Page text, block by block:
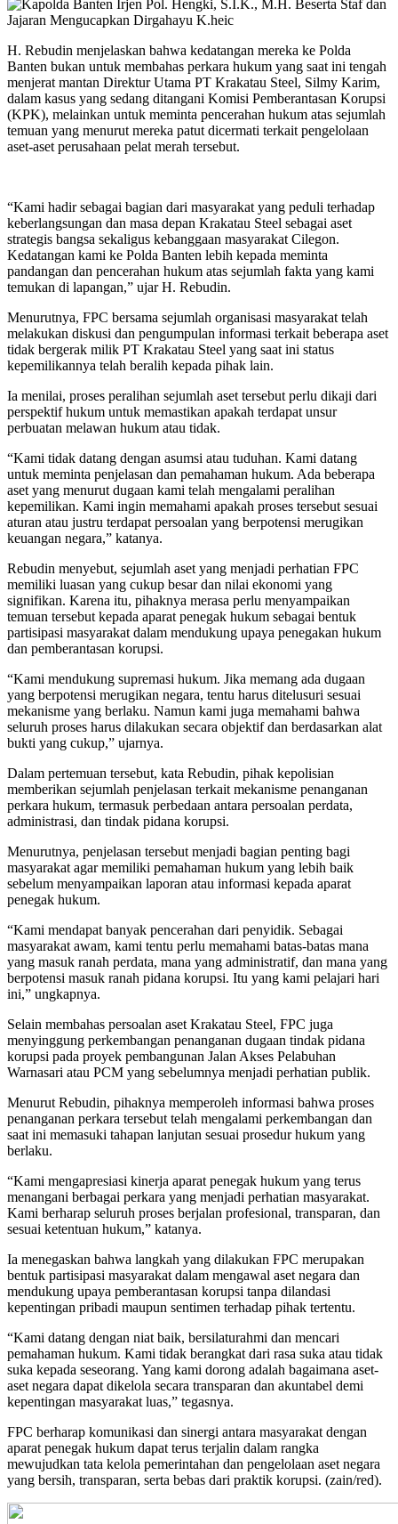
H. Rebudin menjelaskan bahwa kedatangan mereka ke Polda
Banten bukan untuk membahas perkara hukum yang saat ini tengah
menjerat mantan Direktur Utama PT Krakatau Steel, Silmy Karim,
dalam kasus yang sedang ditangani Komisi Pemberantasan Korupsi
(KPK), melainkan untuk meminta pencerahan hukum atas sejumlah
temuan yang menurut mereka patut dicermati terkait pengelolaan
aset-aset perusahaan pelat merah tersebut.
“Kami hadir sebagai bagian dari masyarakat yang peduli terhadap
keberlangsungan dan masa depan Krakatau Steel sebagai aset
strategis bangsa sekaligus kebanggaan masyarakat Cilegon.
Kedatangan kami ke Polda Banten lebih kepada meminta
pandangan dan pencerahan hukum atas sejumlah fakta yang kami
temukan di lapangan,” ujar H. Rebudin.
Menurutnya, FPC bersama sejumlah organisasi masyarakat telah
melakukan diskusi dan pengumpulan informasi terkait beberapa aset
tidak bergerak milik PT Krakatau Steel yang saat ini status
kepemilikannya telah beralih kepada pihak lain.
Ia menilai, proses peralihan sejumlah aset tersebut perlu dikaji dari
perspektif hukum untuk memastikan apakah terdapat unsur
perbuatan melawan hukum atau tidak.
“Kami tidak datang dengan asumsi atau tuduhan. Kami datang
untuk meminta penjelasan dan pemahaman hukum. Ada beberapa
aset yang menurut dugaan kami telah mengalami peralihan
kepemilikan. Kami ingin memahami apakah proses tersebut sesuai
aturan atau justru terdapat persoalan yang berpotensi merugikan
keuangan negara,” katanya.
Rebudin menyebut, sejumlah aset yang menjadi perhatian FPC
memiliki luasan yang cukup besar dan nilai ekonomi yang
signifikan. Karena itu, pihaknya merasa perlu menyampaikan
temuan tersebut kepada aparat penegak hukum sebagai bentuk
partisipasi masyarakat dalam mendukung upaya penegakan hukum
dan pemberantasan korupsi.
“Kami mendukung supremasi hukum. Jika memang ada dugaan
yang berpotensi merugikan negara, tentu harus ditelusuri sesuai
mekanisme yang berlaku. Namun kami juga memahami bahwa
seluruh proses harus dilakukan secara objektif dan berdasarkan alat
bukti yang cukup,” ujarnya.
Dalam pertemuan tersebut, kata Rebudin, pihak kepolisian
memberikan sejumlah penjelasan terkait mekanisme penanganan
perkara hukum, termasuk perbedaan antara persoalan perdata,
administrasi, dan tindak pidana korupsi.
Menurutnya, penjelasan tersebut menjadi bagian penting bagi
masyarakat agar memiliki pemahaman hukum yang lebih baik
sebelum menyampaikan laporan atau informasi kepada aparat
penegak hukum.
“Kami mendapat banyak pencerahan dari penyidik. Sebagai
masyarakat awam, kami tentu perlu memahami batas-batas mana
yang masuk ranah perdata, mana yang administratif, dan mana yang
berpotensi masuk ranah pidana korupsi. Itu yang kami pelajari hari
ini,” ungkapnya.
Selain membahas persoalan aset Krakatau Steel, FPC juga
menyinggung perkembangan penanganan dugaan tindak pidana
korupsi pada proyek pembangunan Jalan Akses Pelabuhan
Warnasari atau PCM yang sebelumnya menjadi perhatian publik.
Menurut Rebudin, pihaknya memperoleh informasi bahwa proses
penanganan perkara tersebut telah mengalami perkembangan dan
saat ini memasuki tahapan lanjutan sesuai prosedur hukum yang
berlaku.
“Kami mengapresiasi kinerja aparat penegak hukum yang terus
menangani berbagai perkara yang menjadi perhatian masyarakat.
Kami berharap seluruh proses berjalan profesional, transparan, dan
sesuai ketentuan hukum,” katanya.
Ia menegaskan bahwa langkah yang dilakukan FPC merupakan
bentuk partisipasi masyarakat dalam mengawal aset negara dan
mendukung upaya pemberantasan korupsi tanpa dilandasi
kepentingan pribadi maupun sentimen terhadap pihak tertentu.
“Kami datang dengan niat baik, bersilaturahmi dan mencari
pemahaman hukum. Kami tidak berangkat dari rasa suka atau tidak
suka kepada seseorang. Yang kami dorong adalah bagaimana aset-
aset negara dapat dikelola secara transparan dan akuntabel demi
kepentingan masyarakat luas,” tegasnya.
FPC berharap komunikasi dan sinergi antara masyarakat dengan
aparat penegak hukum dapat terus terjalin dalam rangka
mewujudkan tata kelola pemerintahan dan pengelolaan aset negara
yang bersih, transparan, serta bebas dari praktik korupsi. (zain/red).